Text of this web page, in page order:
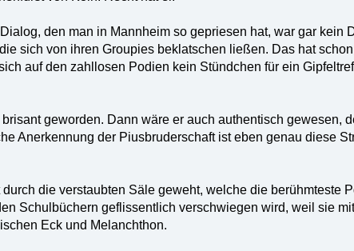
den man in Mannheim so gepriesen hat, war gar kein
sich von ihren Groupies beklatschen ließen. Das hat
auf den zahllosen Podien kein Stündchen für ein
geworden. Dann wäre er auch authentisch gewesen,
Anerkennung der Piusbruderschaft ist eben genau diese
die verstaubten Säle geweht, welche die berühmteste
Schulbüchern geflissentlich verschwiegen wird, weil sie
Eck und Melanchthon.